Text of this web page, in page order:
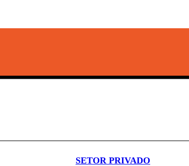
SETOR PRIVADO